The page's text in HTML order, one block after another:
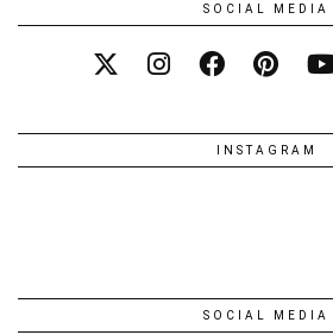
SOCIAL MEDIA
INSTAGRAM
SOCIAL MEDIA